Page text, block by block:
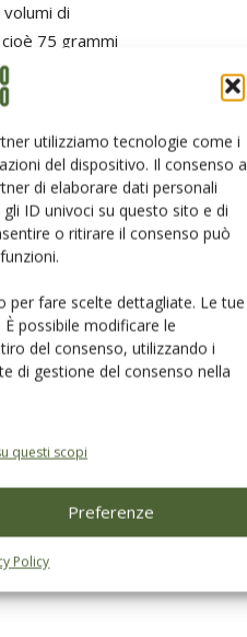
utilizziamo tecnologie come i
del dispositivo. Il consenso a
di elaborare dati personali
ID univoci su questo sito e di
o ritirare il consenso può
per fare scelte dettagliate. Le tue
possibile modificare le
del consenso, utilizzando i
di gestione del consenso nella
questi scopi
Preferenze
Policy
di
75 grammi
giorni,
in primo luogo
grazie alle
valore molto
acqua è